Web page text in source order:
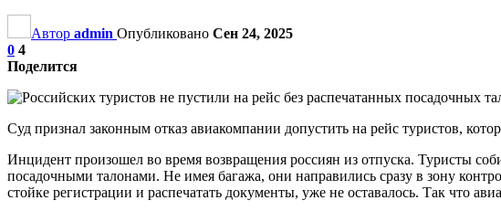
Автор admin Опубликовано Сен 24, 2025
0 4
Поделится
Суд признал законным отказ авиакомпании допустить на рейс туристов,
Инцидент произошел во время возвращения россиян из отпуска. Туристы
посадочными талонами. Не имея багажа, они направились сразу в зону
стойке регистрации и распечатать документы, уже не оставалось. Так что